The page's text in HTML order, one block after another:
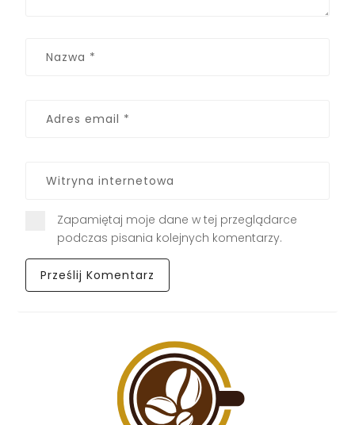
Zapamiętaj moje dane w tej przeglądarce
podczas pisania kolejnych komentarzy.